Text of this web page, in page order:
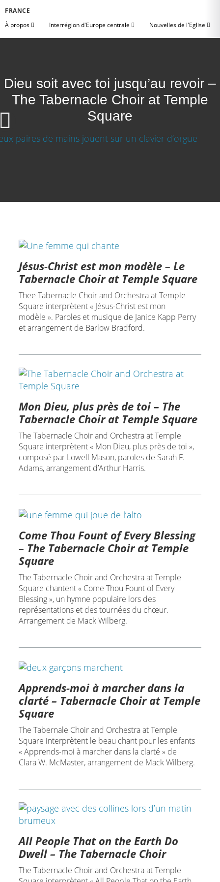
FRANCE
À propos
Interrégion d'Europe centrale Nouvelles de l'Eglise
Dieu soit avec toi jusqu’au revoir –
The Tabernacle Choir at Temple
Square
Jésus-Christ est mon modèle – Le
Tabernacle Choir at Temple Square
Thee Tabernacle Choir and Orchestra at Temple
Square interprètent « Jésus-Christ est mon
modèle ». Paroles et musique de Janice Kapp Perry
et arrangement de Barlow Bradford.
Mon Dieu, plus près de toi – The
Tabernacle Choir at Temple Square
The Tabernacle Choir and Orchestra at Temple
Square interprètent « Mon Dieu, plus près de toi »,
composé par Lowell Mason, paroles de Sarah F.
Adams, arrangement d’Arthur Harris.
Come Thou Fount of Every Blessing
– The Tabernacle Choir at Temple
Square
The Tabernacle Choir and Orchestra at Temple
Square chantent « Come Thou Fount of Every
Blessing », un hymne populaire lors des
représentations et des tournées du chœur.
Arrangement de Mack Wilberg.
Apprends-moi à marcher dans la
clarté – Tabernacle Choir at Temple
Square
The Tabernale Choir and Orchestra at Temple
Square interprètent le beau chant pour les enfants
« Apprends-moi à marcher dans la clarté » de
Clara W. McMaster, arrangement de Mack Wilberg.
All People That on the Earth Do
Dwell – The Tabernacle Choir
The Tabernacle Choir and Orchestra at Temple